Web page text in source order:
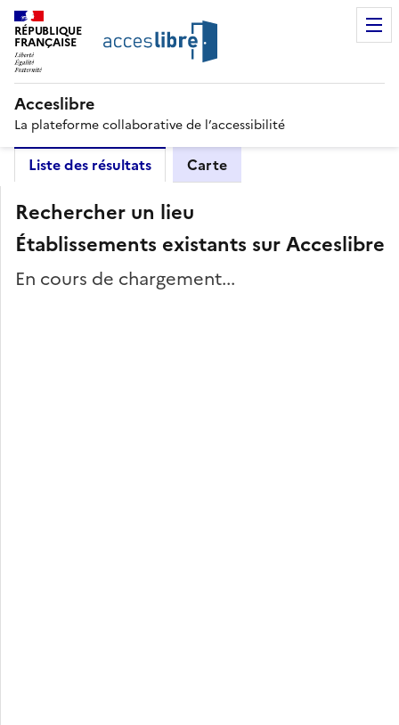
RÉPUBLIQUE
FRANÇAISE
Acceslibre
La plateforme collaborative de l’accessibilité
Liste des résultats Carte
Rechercher un lieu
Établissements existants sur Acceslibre
En cours de chargement...